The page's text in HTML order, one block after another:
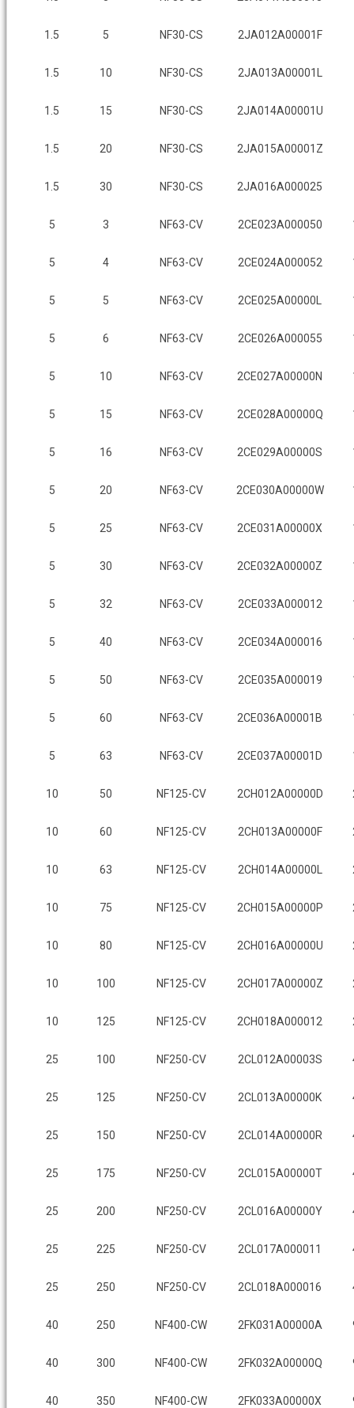
1.5 5 NF30-CS 2JA012A00001F
1.5 10 NF30-CS 2JA013A00001L
1.5 15 NF30-CS 2JA014A00001U
1.5 20 NF30-CS 2JA015A00001Z
1.5 30 NF30-CS 2JA016A000025
5 3 NF63-CV 2CE023A000050
5 4 NF63-CV 2CE024A000052
5 5 NF63-CV 2CE025A00000L
5 6 NF63-CV 2CE026A000055
5 10 NF63-CV 2CE027A00000N
5 15 NF63-CV 2CE028A00000Q
5 16 NF63-CV 2CE029A00000S
5 20 NF63-CV 2CE030A00000W
5 25 NF63-CV 2CE031A00000X
5 30 NF63-CV 2CE032A00000Z
5 32 NF63-CV 2CE033A000012
5 40 NF63-CV 2CE034A000016
5 50 NF63-CV 2CE035A000019
5 60 NF63-CV 2CE036A00001B
5 63 NF63-CV 2CE037A00001D
10 50 NF125-CV 2CH012A00000D
10 60 NF125-CV 2CH013A00000F
10 63 NF125-CV 2CH014A00000L
10 75 NF125-CV 2CH015A00000P
10 80 NF125-CV 2CH016A00000U
10 100 NF125-CV 2CH017A00000Z
10 125 NF125-CV 2CH018A000012
25 100 NF250-CV 2CL012A00003S
25 125 NF250-CV 2CL013A00000K
25 150 NF250-CV 2CL014A00000R
25 175 NF250-CV 2CL015A00000T
25 200 NF250-CV 2CL016A00000Y
25 225 NF250-CV 2CL017A000011
25 250 NF250-CV 2CL018A000016
40 250 NF400-CW 2FK031A00000A
40 300 NF400-CW 2FK032A00000Q
40 350 NF400-CW 2FK033A00000X